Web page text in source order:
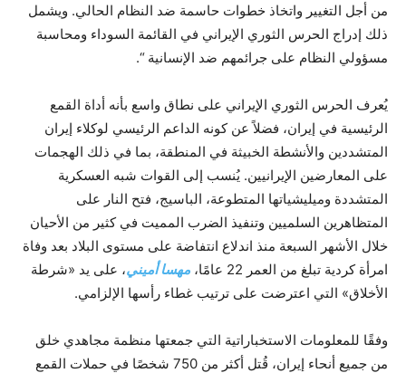
من أجل التغيير واتخاذ خطوات حاسمة ضد النظام الحالي. ويشمل
ذلك إدراج الحرس الثوري الإيراني في القائمة السوداء ومحاسبة
مسؤولي النظام على جرائمهم ضد الإنسانية “.
يُعرف الحرس الثوري الإيراني على نطاق واسع بأنه أداة القمع
الرئيسية في إيران، فضلاً عن كونه الداعم الرئيسي لوكلاء إيران
المتشددين والأنشطة الخبيثة في المنطقة، بما في ذلك الهجمات
على المعارضين الإيرانيين. يُنسب إلى القوات شبه العسكرية
المتشددة وميليشياتها المتطوعة، الباسيج، فتح النار على
المتظاهرين السلميين وتنفيذ الضرب المميت في كثير من الأحيان
خلال الأشهر السبعة منذ اندلاع انتفاضة على مستوى البلاد بعد وفاة
امرأة كردية تبلغ من العمر 22 عامًا،
مهسا أميني، على يد «شرطة
الأخلاق» التي اعترضت على ترتيب غطاء رأسها الإلزامي.
وفقًا للمعلومات الاستخباراتية التي جمعتها منظمة مجاهدي خلق
من جميع أنحاء إيران، قُتل أكثر من 750 شخصًا في حملات القمع